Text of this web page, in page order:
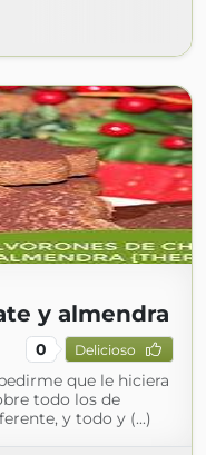
y almendra
0 Delicioso
que le hiciera
todo los de
y todo y (...)